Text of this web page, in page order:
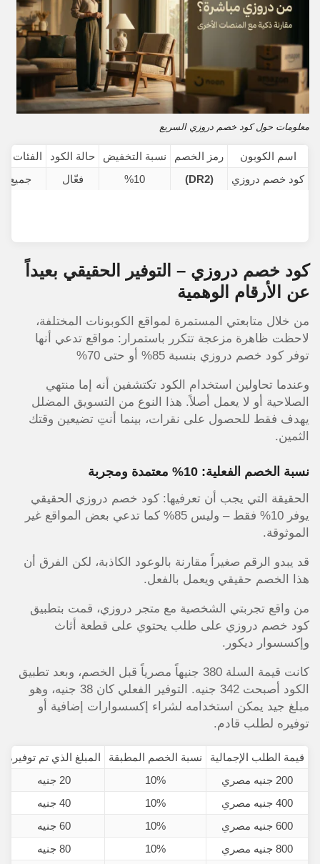
معلومات حول كود خصم دروزي السريع
اسم الكوبون رمز الخصم نسبة التخفيض حالة الكود
الفئات
كود خصم دروزي
(DR2)
%10 فعّال جميع
كود خصم دروزي – التوفير الحقيقي بعيداً
عن الأرقام الوهمية
من خلال متابعتي المستمرة لمواقع الكوبونات المختلفة،
لاحظت ظاهرة مزعجة تتكرر باستمرار: مواقع تدعي أنها
توفر كود خصم دروزي بنسبة 85% أو حتى 70%
وعندما تحاولين استخدام الكود تكتشفين أنه إما منتهي
الصلاحية أو لا يعمل أصلاً. هذا النوع من التسويق المضلل
يهدف فقط للحصول على نقرات، بينما أنتِ تضيعين وقتك
الثمين.
نسبة الخصم الفعلية: 10% معتمدة ومجربة
الحقيقة التي يجب أن تعرفيها: كود خصم دروزي الحقيقي
يوفر 10% فقط – وليس 85% كما تدعي بعض المواقع غير
الموثوقة.
قد يبدو الرقم صغيراً مقارنة بالوعود الكاذبة، لكن الفرق أن
هذا الخصم حقيقي ويعمل بالفعل.
من واقع تجربتي الشخصية مع متجر دروزي، قمت بتطبيق
كود خصم دروزي على طلب يحتوي على قطعة أثاث
وإكسسوار ديكور.
كانت قيمة السلة 380 جنيهاً مصرياً قبل الخصم، وبعد تطبيق
الكود أصبحت 342 جنيه. التوفير الفعلي كان 38 جنيه، وهو
مبلغ جيد يمكن استخدامه لشراء إكسسوارات إضافية أو
توفيره لطلب قادم.
قيمة الطلب الإجمالية نسبة الخصم المطبقة
المبلغ الذي تم توفيره
200 جنيه مصري
10%
20 جنيه
400 جنيه مصري
10%
40 جنيه
600 جنيه مصري
10%
60 جنيه
800 جنيه مصري
10% 80 جنيه